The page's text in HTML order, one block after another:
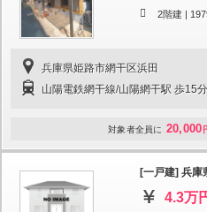
2階建 |
兵庫県姫路市網干区浜田
山陽電鉄網干線/山陽網干駅 歩15分
対象者全員に 20,000
[一戸建] 兵庫
4.3万